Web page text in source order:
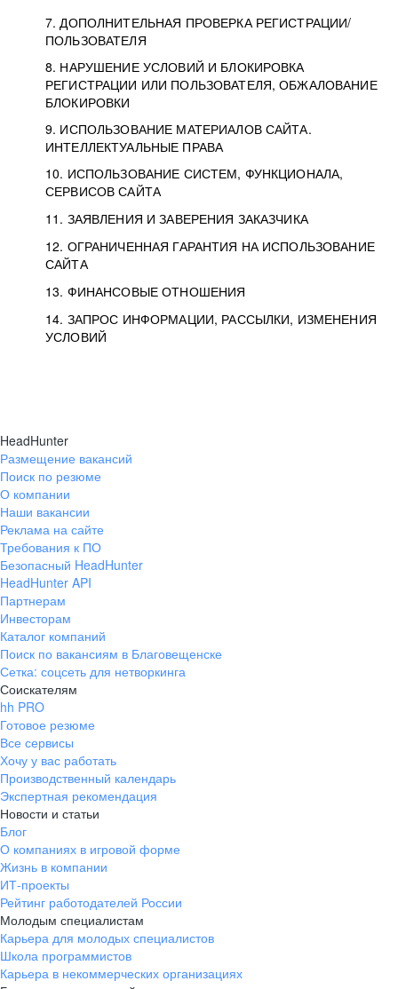
7. ДОПОЛНИТЕЛЬНАЯ ПРОВЕРКА РЕГИСТРАЦИИ/
ПОЛЬЗОВАТЕЛЯ
8. НАРУШЕНИЕ УСЛОВИЙ И БЛОКИРОВКА
РЕГИСТРАЦИИ ИЛИ ПОЛЬЗОВАТЕЛЯ, ОБЖАЛОВАНИЕ
БЛОКИРОВКИ
9. ИСПОЛЬЗОВАНИЕ МАТЕРИАЛОВ САЙТА.
ИНТЕЛЛЕКТУАЛЬНЫЕ ПРАВА
10. ИСПОЛЬЗОВАНИЕ СИСТЕМ, ФУНКЦИОНАЛА,
СЕРВИСОВ САЙТА
11. ЗАЯВЛЕНИЯ И ЗАВЕРЕНИЯ ЗАКАЗЧИКА
12. ОГРАНИЧЕННАЯ ГАРАНТИЯ НА ИСПОЛЬЗОВАНИЕ
САЙТА
13. ФИНАНСОВЫЕ ОТНОШЕНИЯ
14. ЗАПРОС ИНФОРМАЦИИ, РАССЫЛКИ, ИЗМЕНЕНИЯ
УСЛОВИЙ
HeadHunter
Размещение вакансий
Поиск по резюме
О компании
Наши вакансии
Реклама на сайте
Требования к ПО
Безопасный HeadHunter
HeadHunter API
Партнерам
Инвесторам
Каталог компаний
Поиск по вакансиям в Благовещенске
Сетка: соцсеть для нетворкинга
Соискателям
hh PRO
Готовое резюме
Все сервисы
Хочу у вас работать
Производственный календарь
Экспертная рекомендация
Новости и статьи
Блог
О компаниях в игровой форме
Жизнь в компании
ИТ-проекты
Рейтинг работодателей России
Молодым специалистам
Карьера для молодых специалистов
Школа программистов
Карьера в некоммерческих организациях